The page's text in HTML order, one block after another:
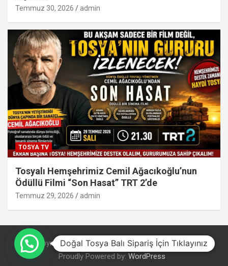
Temmuz 30, 2026 admin
TOSYA TV
Tosyalı Hemşehrimiz Cemil Ağacıkoğlu’nun
Ödüllü Filmi “Son Hasat” TRT 2’de
Temmuz 29, 2026 admin
Copyright © 2026 Theme by:Theme Horse
Proudly Powered by: WordPress
Doğal Tosya Balı Sipariş İçin Tıklayınız